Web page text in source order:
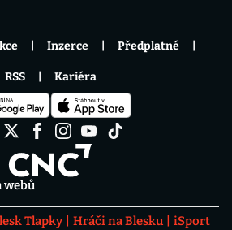
webů
Tlapky Hráči na Blesku
iSport
Inzerce Předplatné
RSS Kariéra